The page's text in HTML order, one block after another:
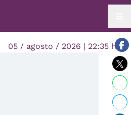
05 / agosto / 2026 | 22:35 hrs.